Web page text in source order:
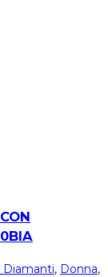
Diamanti, Donna,